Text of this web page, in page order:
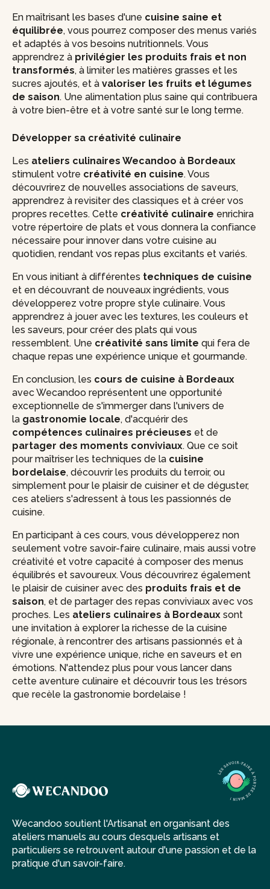
En maîtrisant les bases d'une cuisine saine et
équilibrée, vous pourrez composer des menus variés
et adaptés à vos besoins nutritionnels. Vous
apprendrez à privilégier les produits frais et non
transformés, à limiter les matières grasses et les
sucres ajoutés, et à valoriser les fruits et légumes
de saison. Une alimentation plus saine qui contribuera
à votre bien-être et à votre santé sur le long terme.
Développer sa créativité culinaire
Les ateliers culinaires Wecandoo à Bordeaux
stimulent votre créativité en cuisine. Vous
découvrirez de nouvelles associations de saveurs,
apprendrez à revisiter des classiques et à créer vos
propres recettes. Cette créativité culinaire enrichira
votre répertoire de plats et vous donnera la confiance
nécessaire pour innover dans votre cuisine au
quotidien, rendant vos repas plus excitants et variés.
En vous initiant à différentes techniques de cuisine
et en découvrant de nouveaux ingrédients, vous
développerez votre propre style culinaire. Vous
apprendrez à jouer avec les textures, les couleurs et
les saveurs, pour créer des plats qui vous
ressemblent. Une créativité sans limite qui fera de
chaque repas une expérience unique et gourmande.
En conclusion, les cours de cuisine à Bordeaux
avec Wecandoo représentent une opportunité
exceptionnelle de s'immerger dans l'univers de
la gastronomie locale, d'acquérir des
compétences culinaires précieuses et de
partager des moments conviviaux. Que ce soit
pour maîtriser les techniques de la cuisine
bordelaise, découvrir les produits du terroir, ou
simplement pour le plaisir de cuisiner et de déguster,
ces ateliers s'adressent à tous les passionnés de
cuisine.
En participant à ces cours, vous développerez non
seulement votre savoir-faire culinaire, mais aussi votre
créativité et votre capacité à composer des menus
équilibrés et savoureux. Vous découvrirez également
le plaisir de cuisiner avec des produits frais et de
saison, et de partager des repas conviviaux avec vos
proches. Les ateliers culinaires à Bordeaux sont
une invitation à explorer la richesse de la cuisine
régionale, à rencontrer des artisans passionnés et à
vivre une expérience unique, riche en saveurs et en
émotions. N'attendez plus pour vous lancer dans
cette aventure culinaire et découvrir tous les trésors
que recèle la gastronomie bordelaise !
Wecandoo soutient l'Artisanat en organisant des
ateliers manuels au cours desquels artisans et
particuliers se retrouvent autour d'une passion et de la
pratique d'un savoir-faire.